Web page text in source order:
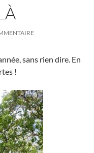
sans rien dire. En
!